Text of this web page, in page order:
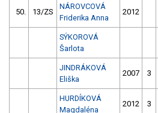
50. 13/ZS
NÁROVCOVÁ
Friderika Anna
2012
SÝKOROVÁ
Šarlota
JINDRÁKOVÁ
Eliška
2007 3
HURDÍKOVÁ
Magdaléna
2012 3